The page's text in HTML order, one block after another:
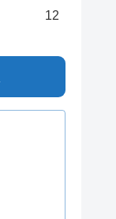
12